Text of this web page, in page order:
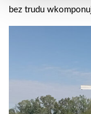
bez trudu